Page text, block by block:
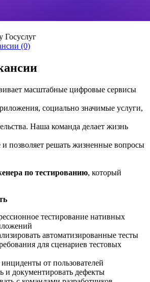
Госуслуг
(0)
масштабные цифровые сервисы
социально значимые услуги,
Наша команда делает жизнь
и позволяет решать жизненные вопросы
по тестированию, который
тестирование нативных
автоматизированные тесты
для сценариев тестовых
от пользователей
и документировать дефекты